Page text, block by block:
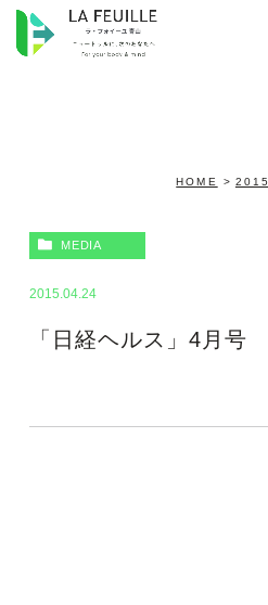
HOME 2015
MEDIA
2015.04.24
「日経ヘルス」4月号